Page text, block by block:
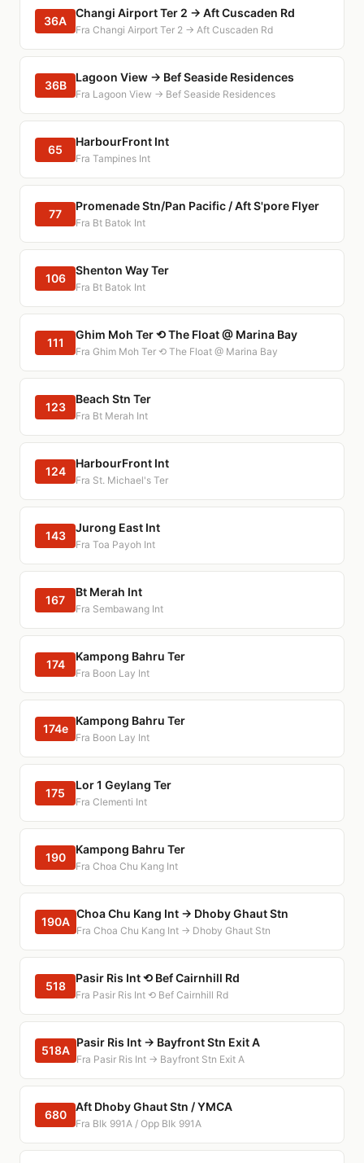
36A
Changi Airport Ter 2 → Aft Cuscaden Rd
Fra Changi Airport Ter 2 → Aft Cuscaden Rd
36B
Lagoon View → Bef Seaside Residences
Fra Lagoon View → Bef Seaside Residences
65
HarbourFront Int
Fra Tampines Int
77
Promenade Stn/Pan Pacific / Aft S'pore Flyer
Fra Bt Batok Int
106
Shenton Way Ter
Fra Bt Batok Int
111
Ghim Moh Ter ⟲ The Float @ Marina Bay
Fra Ghim Moh Ter ⟲ The Float @ Marina Bay
123
Beach Stn Ter
Fra Bt Merah Int
124
HarbourFront Int
Fra St. Michael's Ter
143
Jurong East Int
Fra Toa Payoh Int
167
Bt Merah Int
Fra Sembawang Int
174
Kampong Bahru Ter
Fra Boon Lay Int
174e
Kampong Bahru Ter
Fra Boon Lay Int
175
Lor 1 Geylang Ter
Fra Clementi Int
190
Kampong Bahru Ter
Fra Choa Chu Kang Int
190A
Choa Chu Kang Int → Dhoby Ghaut Stn
Fra Choa Chu Kang Int → Dhoby Ghaut Stn
518
Pasir Ris Int ⟲ Bef Cairnhill Rd
Fra Pasir Ris Int ⟲ Bef Cairnhill Rd
518A
Pasir Ris Int → Bayfront Stn Exit A
Fra Pasir Ris Int → Bayfront Stn Exit A
680
Aft Dhoby Ghaut Stn / YMCA
Fra Blk 991A / Opp Blk 991A